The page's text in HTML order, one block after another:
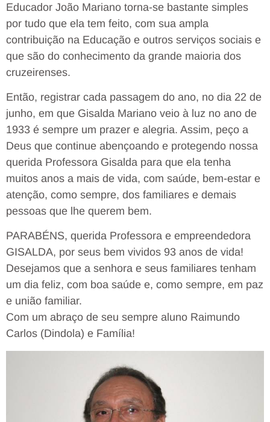
Educador João Mariano torna-se bastante simples
por tudo que ela tem feito, com sua ampla
contribuição na Educação e outros serviços sociais e
que são do conhecimento da grande maioria dos
cruzeirenses.
Então, registrar cada passagem do ano, no dia 22 de
junho, em que Gisalda Mariano veio à luz no ano de
1933 é sempre um prazer e alegria. Assim, peço a
Deus que continue abençoando e protegendo nossa
querida Professora Gisalda para que ela tenha
muitos anos a mais de vida, com saúde, bem-estar e
atenção, como sempre, dos familiares e demais
pessoas que lhe querem bem.
PARABÉNS, querida Professora e empreendedora
GISALDA, por seus bem vividos 93 anos de vida!
Desejamos que a senhora e seus familiares tenham
um dia feliz, com boa saúde e, como sempre, em paz
e união familiar.
Com um abraço de seu sempre aluno Raimundo
Carlos (Dindola) e Família!